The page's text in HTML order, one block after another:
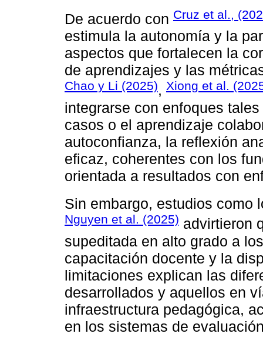
De acuerdo con Cruz et al.,
estimula la autonomía y la
aspectos que fortalecen la
de aprendizajes y las
Chao y Li (2025), Xiong et al.
integrarse con enfoques
casos o el aprendizaje
autoconfianza, la reflexión
eficaz, coherentes con los
orientada a resultados con
Sin embargo, estudios como
Nguyen et al. (2025) advirtieron
supeditada en alto grado a
capacitación docente y la
limitaciones explican las
desarrollados y aquellos en
infraestructura pedagógica,
en los sistemas de